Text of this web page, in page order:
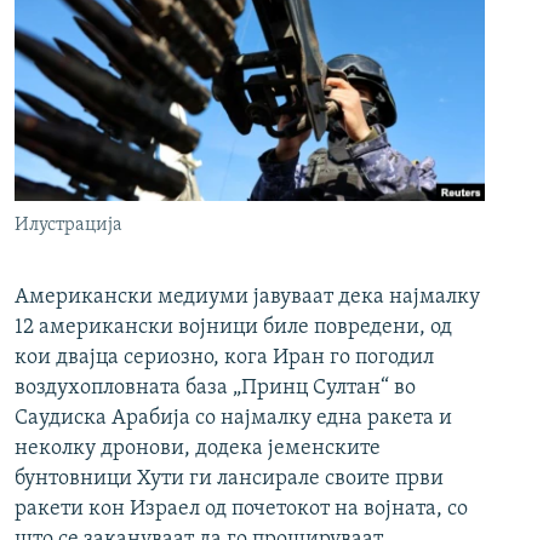
Илустрација
Американски медиуми јавуваат дека најмалку
12 американски војници биле повредени, од
кои двајца сериозно, кога Иран го погодил
воздухопловната база „Принц Султан“ во
Саудиска Арабија со најмалку една ракета и
неколку дронови, додека јеменските
бунтовници Хути ги лансирале своите први
ракети кон Израел од почетокот на војната, со